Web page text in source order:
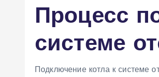
Процесс
системе
Подключение котла к системе